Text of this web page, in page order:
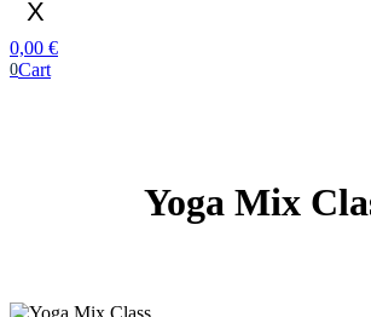
X
0,00 €
0Cart
Yoga Mix